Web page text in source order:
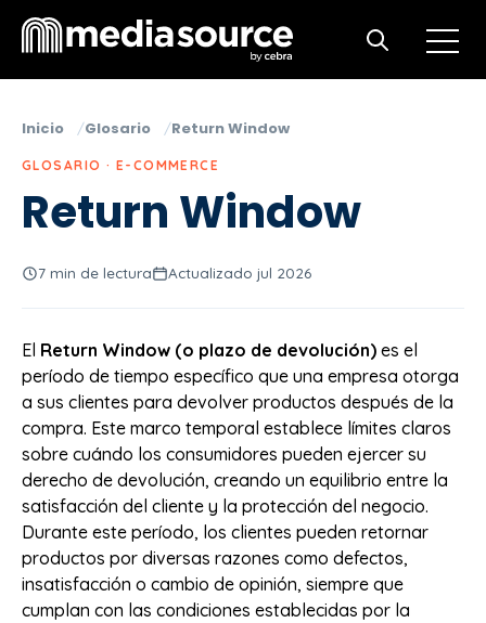
Open
Open search
Inicio Glosario Return Window
GLOSARIO · E-COMMERCE
Return Window
7 min de lectura Actualizado jul 2026
El Return Window (o plazo de devolución) es el
período de tiempo específico que una empresa otorga
a sus clientes para devolver productos después de la
compra. Este marco temporal establece límites claros
sobre cuándo los consumidores pueden ejercer su
derecho de devolución, creando un equilibrio entre la
satisfacción del cliente y la protección del negocio.
Durante este período, los clientes pueden retornar
productos por diversas razones como defectos,
insatisfacción o cambio de opinión, siempre que
cumplan con las condiciones establecidas por la